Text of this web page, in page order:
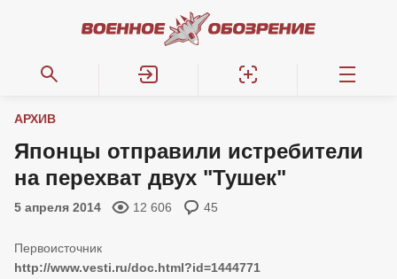
АРХИВ
Японцы отправили истребители
на перехват двух "Тушек"
5 апреля 2014 12 606 45
http://www.vesti.ru/doc.html?id=1444771